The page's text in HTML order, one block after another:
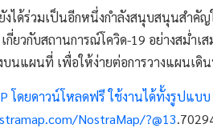
งได้ร่วมเป็นอีกหนึ่งกำลังสนุบสนุนสำคั
กี่ยวกับสถานการณ์โควิด-19 อย่างสม่ำ
นแผนที่ เพื่อให้ง่ายต่อการวางแผนเดิน
โดยดาวน์โหลดฟรี ใช้งานได้ทั้งรูปแบบ
NostraMap/?@13